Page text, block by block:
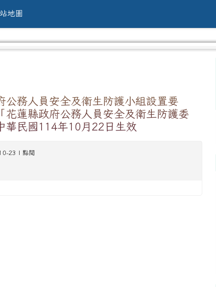
Hualien county
地圖
公務人員安全及衛生防護小組設置要
花蓮縣政府公務人員安全及衛生防護委
華民國114年10月22日生效
23 | 點閱